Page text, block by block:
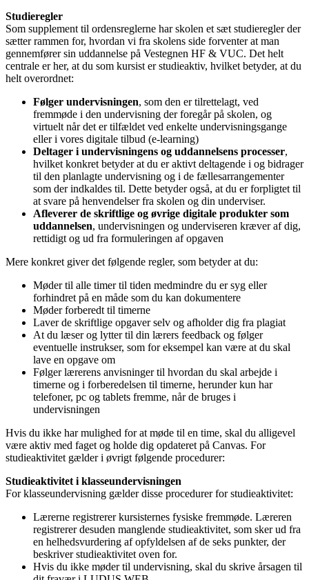
Studieregler
Som supplement til ordensreglerne har skolen et sæt studieregler der
sætter rammen for, hvordan vi fra skolens side forventer at man
gennemfører sin uddannelse på Vestegnen HF & VUC. Det helt
centrale er her, at du som kursist er studieaktiv, hvilket betyder, at du
helt overordnet:
Følger undervisningen, som den er tilrettelagt, ved
fremmøde i den undervisning der foregår på skolen, og
virtuelt når det er tilfældet ved enkelte undervisningsgange
eller i vores digitale tilbud (e-learning)
Deltager i undervisningens og uddannelsens processer,
hvilket konkret betyder at du er aktivt deltagende i og bidrager
til den planlagte undervisning og i de fællesarrangementer
som der indkaldes til. Dette betyder også, at du er forpligtet til
at svare på henvendelser fra skolen og din underviser.
Afleverer de skriftlige og øvrige digitale produkter som
uddannelsen, undervisningen og underviseren kræver af dig,
rettidigt og ud fra formuleringen af opgaven
Mere konkret giver det følgende regler, som betyder at du:
Møder til alle timer til tiden medmindre du er syg eller
forhindret på en måde som du kan dokumentere
Møder forberedt til timerne
Laver de skriftlige opgaver selv og afholder dig fra plagiat
At du læser og lytter til din lærers feedback og følger
eventuelle instrukser, som for eksempel kan være at du skal
lave en opgave om
Følger lærerens anvisninger til hvordan du skal arbejde i
timerne og i forberedelsen til timerne, herunder kun har
telefoner, pc og tablets fremme, når de bruges i
undervisningen
Hvis du ikke har mulighed for at møde til en time, skal du alligevel
være aktiv med faget og holde dig opdateret på Canvas. For
studieaktivitet gælder i øvrigt følgende procedurer:
Studieaktivitet i klasseundervisningen
For klasseundervisning gælder disse procedurer for studieaktivitet:
Lærerne registrerer kursisternes fysiske fremmøde. Læreren
registrerer desuden manglende studieaktivitet, som sker ud fra
en helhedsvurdering af opfyldelsen af de seks punkter, der
beskriver studieaktivitet oven for.
Hvis du ikke møder til undervisning, skal du skrive årsagen til